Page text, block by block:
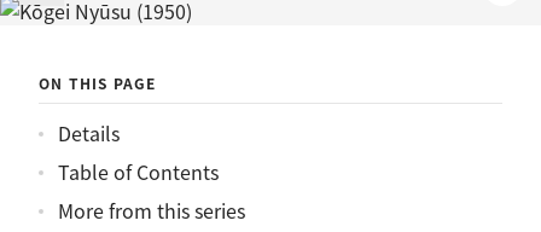
ON THIS PAGE
Details
Table of Contents
More from this series